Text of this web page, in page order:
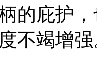
的庇护
不竭增强